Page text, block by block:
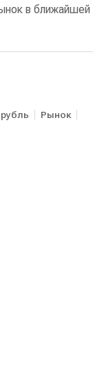
в ближайшей
рубль
Рынок